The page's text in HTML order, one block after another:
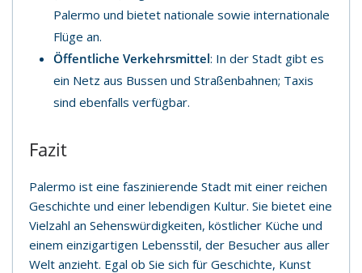
Palermo und bietet nationale sowie internationale
Flüge an.
Öffentliche Verkehrsmittel: In der Stadt gibt es
ein Netz aus Bussen und Straßenbahnen; Taxis
sind ebenfalls verfügbar.
Fazit
Palermo ist eine faszinierende Stadt mit einer reichen
Geschichte und einer lebendigen Kultur. Sie bietet eine
Vielzahl an Sehenswürdigkeiten, köstlicher Küche und
einem einzigartigen Lebensstil, der Besucher aus aller
Welt anzieht. Egal ob Sie sich für Geschichte, Kunst